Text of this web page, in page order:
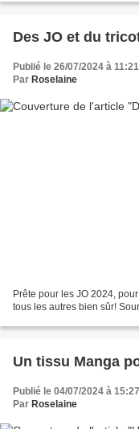
Des JO et du
Publié le 26/07/2024 à 11:21
Par Roselaine
Prête pour les JO 2024,
tous les autres bien sûr!
Un tissu Manga
Publié le 04/07/2024 à 15:27
Par Roselaine